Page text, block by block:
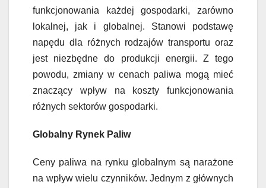
funkcjonowania każdej gospodarki, zarówno
lokalnej, jak i globalnej. Stanowi podstawę
napędu dla różnych rodzajów transportu oraz
jest niezbędne do produkcji energii. Z tego
powodu, zmiany w cenach paliwa mogą mieć
znaczący wpływ na koszty funkcjonowania
różnych sektorów gospodarki.
Globalny Rynek Paliw
Ceny paliwa na rynku globalnym są narażone
na wpływ wielu czynników. Jednym z głównych